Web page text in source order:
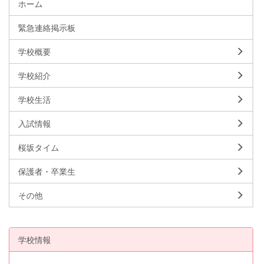
ホーム
緊急連絡掲示板
学校概要
学校紹介
学校生活
入試情報
桜坂タイム
保護者・卒業生
その他
学校情報